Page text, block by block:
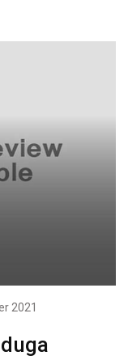
2021